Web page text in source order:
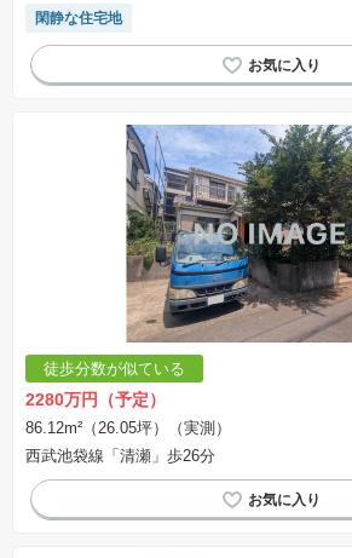
閑静な住宅地
徒歩分数が似ている
2280万円（予定）
86.12m²（26.05坪）（実測）
西武池袋線「清瀬」歩26分